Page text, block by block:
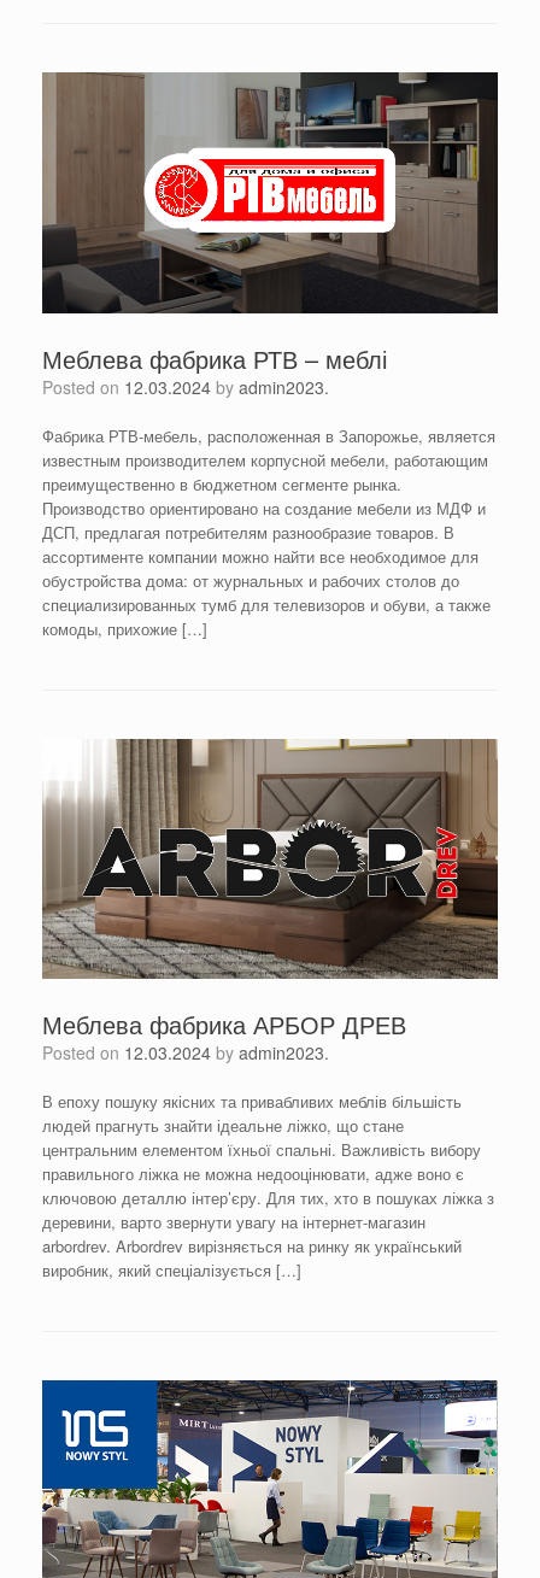
Меблева фабрика РТВ – меблі
Posted on 12.03.2024 by admin2023.
Фабрика РТВ-мебель, расположенная в Запорожье, является
известным производителем корпусной мебели, работающим
преимущественно в бюджетном сегменте рынка.
Производство ориентировано на создание мебели из МДФ и
ДСП, предлагая потребителям разнообразие товаров. В
ассортименте компании можно найти все необходимое для
обустройства дома: от журнальных и рабочих столов до
специализированных тумб для телевизоров и обуви, а также
комоды, прихожие […]
Меблева фабрика АРБОР ДРЕВ
Posted on 12.03.2024 by admin2023.
В епоху пошуку якісних та привабливих меблів більшість
людей прагнуть знайти ідеальне ліжко, що стане
центральним елементом їхньої спальні. Важливість вибору
правильного ліжка не можна недооцінювати, адже воно є
ключовою деталлю інтер’єру. Для тих, хто в пошуках ліжка з
деревини, варто звернути увагу на інтернет-магазин
arbordrev. Arbordrev вирізняється на ринку як український
виробник, який спеціалізується […]